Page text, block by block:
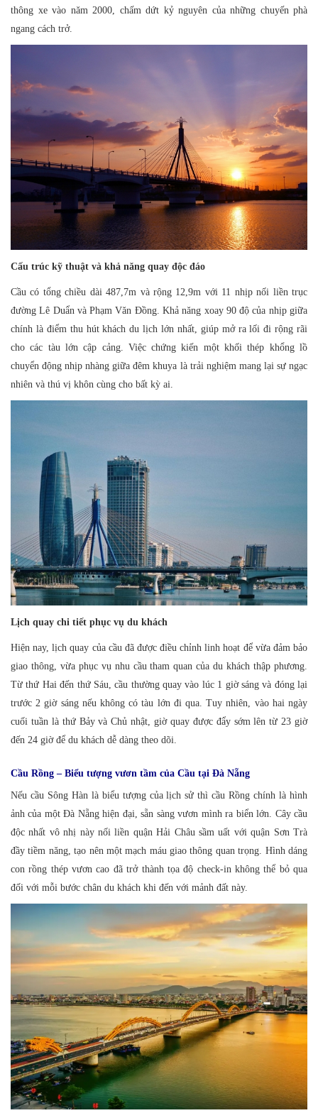
thông xe vào năm 2000, chấm dứt kỷ nguyên của những chuyến phà
ngang cách trở.
Cấu trúc kỹ thuật và khả năng quay độc đáo
Cầu có tổng chiều dài 487,7m và rộng 12,9m với 11 nhịp nối liền trục
đường Lê Duẩn và Phạm Văn Đồng. Khả năng xoay 90 độ của nhịp giữa
chính là điểm thu hút khách du lịch lớn nhất, giúp mở ra lối đi rộng rãi
cho các tàu lớn cập cảng. Việc chứng kiến một khối thép khổng lồ
chuyển động nhịp nhàng giữa đêm khuya là trải nghiệm mang lại sự ngạc
nhiên và thú vị khôn cùng cho bất kỳ ai.
Lịch quay chi tiết phục vụ du khách
Hiện nay, lịch quay của cầu đã được điều chỉnh linh hoạt để vừa đảm bảo
giao thông, vừa phục vụ nhu cầu tham quan của du khách thập phương.
Từ thứ Hai đến thứ Sáu, cầu thường quay vào lúc 1 giờ sáng và đóng lại
trước 2 giờ sáng nếu không có tàu lớn đi qua. Tuy nhiên, vào hai ngày
cuối tuần là thứ Bảy và Chủ nhật, giờ quay được đẩy sớm lên từ 23 giờ
đến 24 giờ để du khách dễ dàng theo dõi.
Cầu Rồng – Biểu tượng vươn tầm của Cầu tại Đà Nẵng
Nếu cầu Sông Hàn là biểu tượng của lịch sử thì cầu Rồng chính là hình
ảnh của một Đà Nẵng hiện đại, sẵn sàng vươn mình ra biển lớn. Cây cầu
độc nhất vô nhị này nối liền quận Hải Châu sầm uất với quận Sơn Trà
đầy tiềm năng, tạo nên một mạch máu giao thông quan trọng. Hình dáng
con rồng thép vươn cao đã trở thành tọa độ check-in không thể bỏ qua
đối với mỗi bước chân du khách khi đến với mảnh đất này.